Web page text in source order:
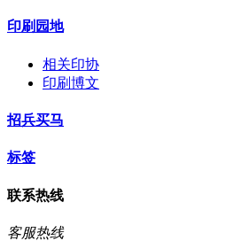
印刷园地
相关印协
印刷博文
招兵买马
标签
联系热线
客服热线